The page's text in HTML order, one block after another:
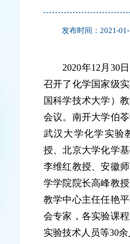
发布时间：2021-
2020年12月30日
召开了化学国家级
国科学技术大学）
会议。南开大学伯
武汉大学化学实验
授、北京大学化学
李维红教授、安徽
学学院院长高峰教
教学中心主任任艳
会专家，各实验课
实验技术人员等30余